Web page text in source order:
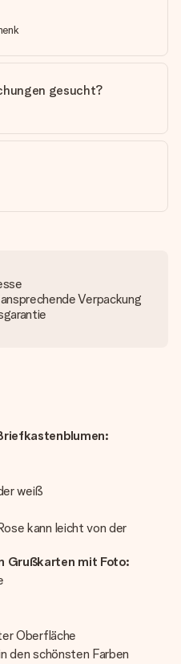
gesucht?
Verpackung
weiß
kann leicht von der
Grußkarten mit Foto:
Oberfläche
den schönsten Farben